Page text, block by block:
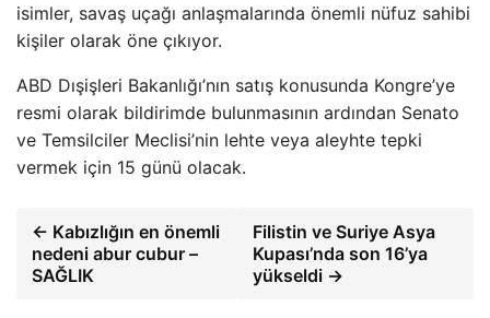
isimler, savaş uçağı anlaşmalarında önemli nüfuz sahibi
kişiler olarak öne çıkıyor.
ABD Dışişleri Bakanlığı’nın satış konusunda Kongre’ye
resmi olarak bildirimde bulunmasının ardından Senato
ve Temsilciler Meclisi’nin lehte veya aleyhte tepki
vermek için 15 günü olacak.
← Kabızlığın en önemli
nedeni abur cubur –
SAĞLIK
Filistin ve Suriye Asya
Kupası’nda son 16’ya
yükseldi →